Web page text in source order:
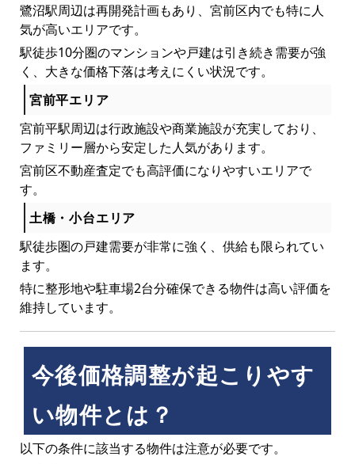
鷺沼駅周辺は再開発計画もあり、宮前区内でも特に人
気が高いエリアです。
駅徒歩10分圏のマンションや戸建は引き続き需要が強
く、大きな価格下落は考えにくい状況です。
宮前平エリア
宮前平駅周辺は行政施設や商業施設が充実しており、
ファミリー層から安定した人気があります。
宮前区不動産査定でも高評価になりやすいエリアで
す。
土橋・小台エリア
駅徒歩圏の戸建需要が非常に強く、供給も限られてい
ます。
特に整形地や駐車場2台分確保できる物件は高い評価を
維持しています。
今後価格調整が起こりやす
い物件とは？
以下の条件に該当する物件は注意が必要です。